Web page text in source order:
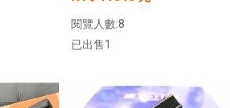
閱覽人數:8
已出售1
加入購物車